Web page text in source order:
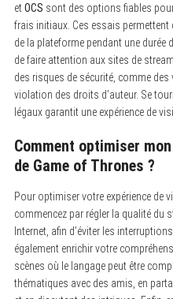
etOCS sont des options fiables
frais initiaux. Ces essais permettent
de la plateforme pendant une durée
de faire attention aux sites de
des risques de sécurité, comme
violation des droits d’auteur. Se
légaux garantit une expérience de
Comment optimiser
de Game of Thrones ?
Pour optimiser votre expérience de
commencez par régler la qualité du
Internet, afin d’éviter les
également enrichir votre
scènes où le langage peut être
thématiques avec des amis, en